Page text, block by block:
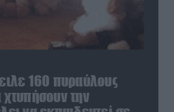
160 πυραύλους
την